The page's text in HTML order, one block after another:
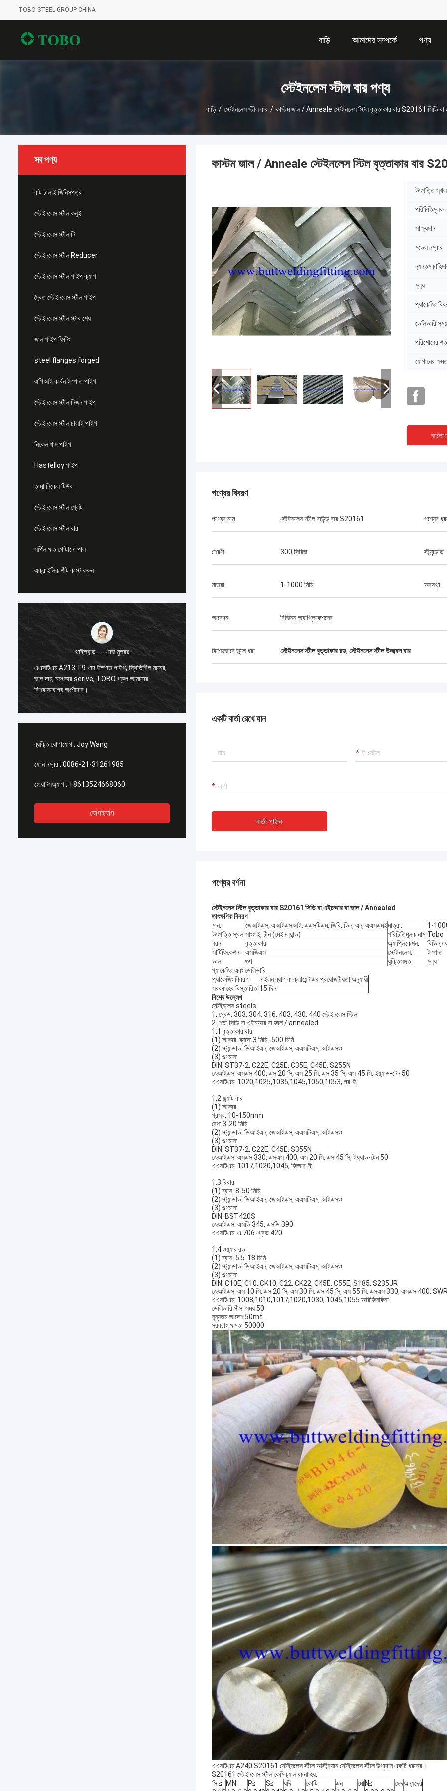
TOBO STEEL GROUP CHINA
বাড়ি আমাদের সম্পর্কে পণ্য
স্টেইনলেস স্টীল বার পণ্য
বাড়ি / স্টেইনলেস স্টীল বার / কাস্টম জাল / Anneale স্টেইনলেস স্টিল বৃত্তাকার বার S20161 সিডি
সব পণ্য
বাট ঢালাই জিনিসপত্র
স্টেইনলেস স্টীল কনুই
স্টেইনলেস স্টীল টি
স্টেইনলেস স্টীল Reducer
স্টেইনলেস স্টীল পাইপ ক্যাপ
দ্বৈত স্টেইনলেস স্টীল পাইপ
স্টেইনলেস স্টীল স্টাব শেষ
জাল পাইপ ফিটিং
steel flanges forged
এপিআই কার্বন ইস্পাত পাইপ
স্টেইনলেস স্টীল নির্জন পাইপ
স্টেইনলেস স্টীল ঢালাই পাইপ
নিকেল খাদ পাইপ
Hastelloy পাইপ
তামা নিকেল টিউব
স্টেইনলেস স্টীল প্লেট
স্টেইনলেস স্টীল বার
সর্পিল ক্ষত গোটানো পাল
এক্রাইলিক শীট কাস্ট করুন
থাইল্যান্ড --- দেভ মুল্রয়
এএসটিএম A213 T9 খাদ ইস্পাত পাইপ, স্থিতিশীল মানের,
ভাল দাম, চমৎকার serive, TOBO গ্রুপ আমাদের
বিশ্বাসযোগ্য অংশীদার।
মার্কিন যুক্তরাষ্ট্র --- আলফারো
ব্যক্তি যোগাযোগ : Joy Wang
ফোন নম্বর : 0086-21-31261985
হোয়াটসঅ্যাপ : +8613524668060
যোগাযোগ
কাস্টম জাল / Anneale স্টেইনলেস স্টিল বৃত্তাকার বার
উৎপত্তি স্থল
পরিচিতিমুলক
সাক্ষ্যদান
মডেল নম্বার
ন্যূনতম
মূল্য
প্যাকেজিং
ডেলিভারি সময়
পরিশোধের শর্ত
যোগানের
ভালো
পণ্যের বিবরণ
পণ্যের নাম স্টেইনলেস স্টীল রাউন্ড বার S20161 পণ্যের
শ্রেণী 300 সিরিজ স্ট্যান্ডার্ড
মাত্রা 1-1000 মিমি অবস্থা
আবেদন বিভিন্ন অ্যাপ্লিকেশনের
বিশেষভাবে তুলে ধরা স্টেইনলেস স্টীল বৃত্তাকার রড, স্টেইনলেস স্টীল উজ্জ্বল বার
একটি বার্তা রেখে যান
বার্তা পাঠান
পণ্যের বর্ণনা
স্টেইনলেস স্টিল বৃত্তাকার বার S20161 সিডি বা এইচআর বা জাল / Annealed
তাৎক্ষণিক বিবরণ
মান:
জেআইএস, এআইএসআই, এএসটিএম, জিবি, ডিন, এন, এএসএমইমাত্রা: 1-
উৎপত্তি স্থল:সাংহাই, চীন (মেইনল্যান্ড) পরিচিতিমুলক নাম:Tobo
ধরন:
বৃত্তাকার অ্যাপ্লিকেশন: বিভিন্ন
সার্টিফিকেশন:
এসজিএস স্টেইনলেস: ইস্পাত
ভাল:
গুণ যুক্তিসঙ্গত:
মূল্য
প্যাকেজিং এবং ডেলিভারি
প্যাকেজিং বিবরণ:
নাইলন ব্যাগ বা ক্লায়েন্ট এর প্রয়োজনীয়তা অনুযায়ী
সরবরাহের বিস্তারিত:15 দিন
বিশেষ উল্লেখ
স্টেইনলেস steels
1. গ্রেড: 303, 304, 316, 403, 430, 440 স্টেইনলেস স্টিল
2. শর্ত: সিডি বা এইচআর বা জাল / annealed
1.1 বৃত্তাকার বার
(1) আকার: ব্যাস: 3 মিমি -500 মিমি
(2) স্ট্যান্ডার্ড: ডিআইএন, জেআইএস, এএসটিএম, আইএসও
(3) গুণমান:
DIN: ST37-2, C22E, C25E, C35E, C45E, S255N
জেআইএস: এসএস 400, এস 20 সি, এস 25 সি, এস 35 সি, এস 45 সি, ইয়্যাড-টেন 50
এএসটিএম: 1020,1025,1035,1045,1050,1053, গ্র-ই
1.2 ফ্ল্যাট বার
(1) আকার:
প্রস্থ: 10-150mm
বেধ: 3-20 মিমি
(2) স্ট্যান্ডার্ড: ডিআইএন, জেআইএস, এএসটিএম, আইএসও
(3) গুণমান:
DIN: ST37-2, C22E, C45E, S355N
জেআইএস: এসএস 330, এসএস 400, এস 20 সি, এস 45 সি, ইয়্যাড-টেন 50
এএসটিএম: 1017,1020,1045, জিআর-ই
1.3 রিবার
(1) ব্যাস: 8-50 মিমি
(2) স্ট্যান্ডার্ড: ডিআইএন, জেআইএস, এএসটিএম, আইএসও
(3) গুণমান:
DIN: BST420S
জেআইএস: এসডি 345, এসডি 390
এএসটিএম: এ 706 গ্রেড 420
1.4 ওয়্যার রড
(1) ব্যাস: 5.5-18 মিমি
(2) স্ট্যান্ডার্ড: ডিআইএন, জেআইএস, এএসটিএম, আইএসও
(3) গুণমান:
DIN: C10E, C10, CK10, C22, CK22, C45E, C55E, S185, S235JR
জেআইএস: এস 10 সি, এস 20 সি, এস 30 সি, এস 45 সি, এস 55 সি, এসএস 330, এসএস 400,
এএসটিএম: 1008,1010,1017,1020,1030, 1045,1055 অরিজিনকিনা
ডেলিভারি সীসা সময় 50
নূন্যতম আদেশ 50mt
সরবরাহ ক্ষমতা 50000
এএসটিএম A240 S20161 স্টেইনলেস স্টীল অস্ট্রিয়ান স্টেইনলেস স্টীল উপাদান একটি ধরনের।
S20161 স্টেইনলেস স্টীল কেমিক্যাল রচনা হয়:
সি ≤
MN P≤ S≤ যদি কোটি এন মোN≤ ছেদঅন্যদের